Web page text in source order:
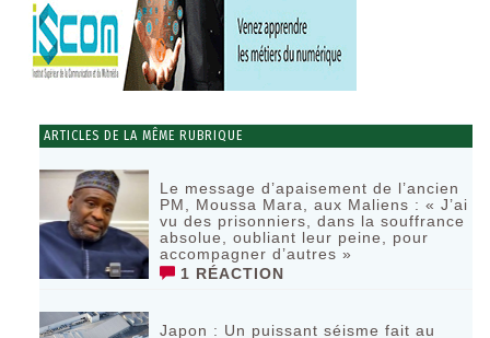
ARTICLES DE LA MÊME RUBRIQUE
Le message d’apaisement de l’ancien
PM, Moussa Mara, aux Maliens : « J’ai
vu des prisonniers, dans la souffrance
absolue, oubliant leur peine, pour
accompagner d’autres »
1 RÉACTION
‎Japon : Un puissant séisme fait au